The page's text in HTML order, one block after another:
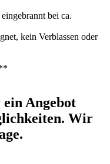
bei ca.
kein Verblassen oder
ein Angebot
Wir